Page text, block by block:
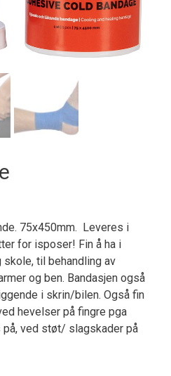
75x450mm. Leveres i
for isposer! Fin å ha i
skole, til behandling av
og ben. Bandasjen også
i skrin/bilen. Også fin
hevelser på fingre pga
på, ved støt/ slagskader på